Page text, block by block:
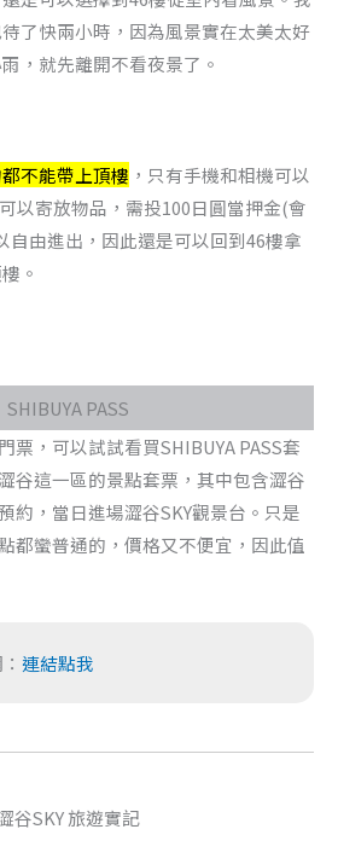
了快兩小時，因為風景實在太美太好
，就先離開不看夜景了。
不能帶上頂樓 ，只有手機和相機可以
以寄放物品，需投100日圓當押金(會
自由進出，因此還是可以回到46樓拿
。
SHIBUYA PASS
票，可以試試看買SHIBUYA PASS套
谷這一區的景點套票，其中包含澀谷
約，當日進場澀谷SKY觀景台。只是
都蠻普通的，價格又不便宜，因此值
連結點我
谷SKY 旅遊實記